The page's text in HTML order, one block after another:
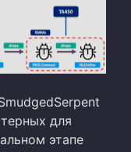
для
этапе